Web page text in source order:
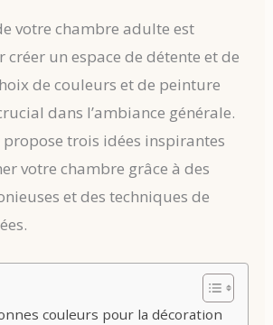
votre chambre adulte est
créer un espace de détente et de
de couleurs et de peinture
dans l’ambiance générale.
propose trois idées inspirantes
votre chambre grâce à des
et des techniques de
couleurs pour la décoration